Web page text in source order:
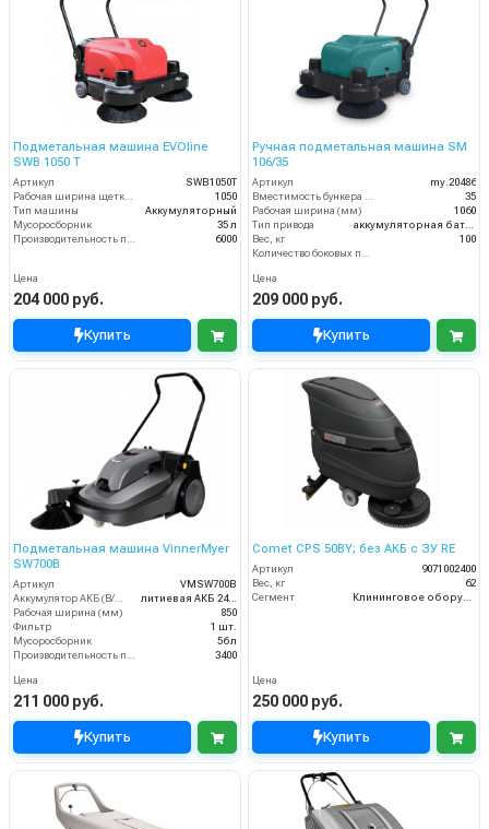
Подметальная машина EVOline
SWB 1050 T
Артикул
SWB1050T
Рабочая ширина щетки, мм
1050
Тип машины
Аккумуляторный
Мусоросборник
35 л
Производительность по площади (м2/ч)
6000
Цена
204 000 руб.
Купить
Ручная подметальная машина SM
106/35
Артикул
my.20486
Вместимость бункера (л)
35
Рабочая ширина (мм)
1060
Тип привода
аккумуляторная батарея
Вес, кг
100
Количество боковых подметальных щёток (шт)
Цена
209 000 руб.
Купить
Подметальная машина VinnerMyer
SW700B
Артикул
VMSW700B
Аккумулятор АКБ (В/А·ч)
литиевая АКБ 24Ач
Рабочая ширина (мм)
850
Фильтр
1 шт.
Мусоросборник
56 л
Производительность по площади (м2/ч)
3400
Цена
211 000 руб.
Купить
Comet CPS 50BY; без АКБ с ЗУ RE
Артикул
9071002400
Вес, кг
62
Сегмент
Клининговое оборудование
Цена
250 000 руб.
Купить